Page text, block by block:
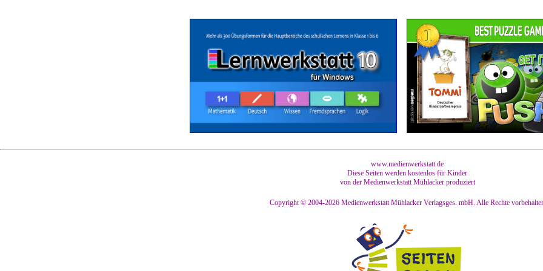
www.medienwerkstatt.de
Diese Seiten werden kostenlos für Kinder
von der Medienwerkstatt Mühlacker produziert
Copyright © 2004-2026 Medienwerkstatt Mühlacker Verlagsges. mbH. Alle Rechte